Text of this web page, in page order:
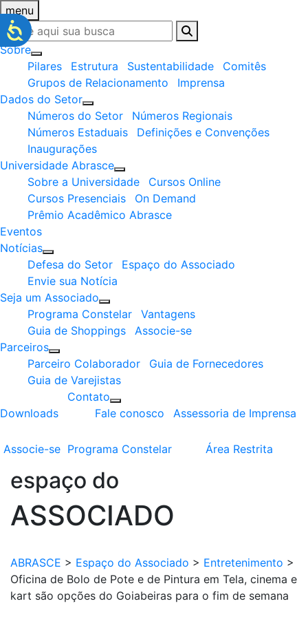
menu
Sobre
Pilares
Estrutura Sustentabilidade
Comitês
Grupos de Relacionamento
Imprensa
Dados do Setor
Números do Setor
Números Regionais
Números Estaduais
Definições e Convenções
Inaugurações
Universidade Abrasce
Sobre a Universidade
Cursos Online
Cursos Presenciais
On Demand
Prêmio Acadêmico Abrasce
Eventos
Notícias
Defesa do Setor
Espaço do Associado
Envie sua Notícia
Seja um Associado
Programa Constelar
Vantagens
Guia de Shoppings
Associe-se
Parceiros
Parceiro Colaborador
Guia de Fornecedores
Guia de Varejistas
Downloads
Contato
Fale conosco
Assessoria de Imprensa
Associe-se Programa Constelar Área Restrita
espaço do
ASSOCIADO
ABRASCE > Espaço do Associado > Entretenimento >
Oficina de Bolo de Pote e de Pintura em Tela, cinema e
kart são opções do Goiabeiras para o fim de semana